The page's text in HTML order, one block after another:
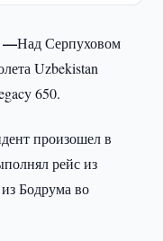
—Над Серпуховом
Uzbekistan
650.
произошел в
рейс из
Бодрума во